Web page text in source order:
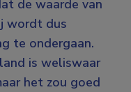
de waarde van
wordt dus
te ondergaan.
is weliswaar
het zou goed